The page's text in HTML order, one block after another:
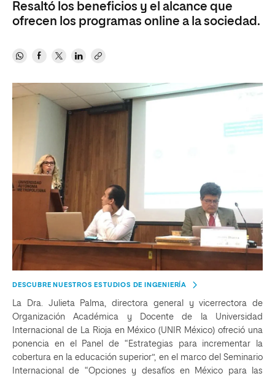
Resaltó los beneficios y el alcance que
ofrecen los programas online a la sociedad.
DESCUBRE NUESTROS ESTUDIOS DE INGENIERÍA
La Dra. Julieta Palma, directora general y vicerrectora de
Organización Académica y Docente de la Universidad
Internacional de La Rioja en México (UNIR México) ofreció una
ponencia en el Panel de “Estrategias para incrementar la
cobertura en la educación superior”, en el marco del Seminario
Internacional de “Opciones y desafíos en México para las